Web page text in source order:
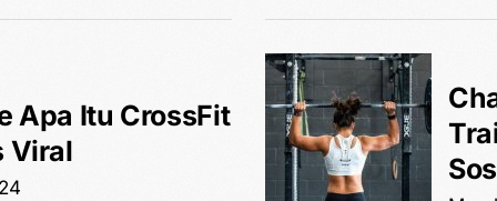
Apa Itu CrossFit
Viral